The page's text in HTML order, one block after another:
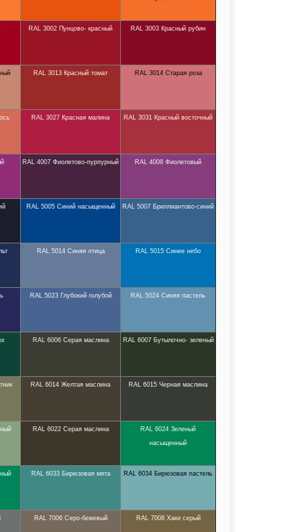
RAL 3002 Пунцово- красный RAL 3003 Красный рубин
RAL 3013 Красный томат RAL 3014 Старая роза
RAL 3027 Красная малина RAL 3031 Красный восточный
RAL 4007 Фиолетово-пурпурный RAL 4008 Фиолетовый
RAL 5005 Синий насыщенный RAL 5007 Бриллиантово-синий
RAL 5014 Синяя птица RAL 5015 Синее небо
RAL 5023 Глубокий голубой RAL 5024 Синяя пастель
RAL 6006 Серая маслина RAL 6007 Бутылочно- зеленый
RAL 6014 Желтая маслина RAL 6015 Черная маслина
RAL 6022 Серая маслина
RAL 6024 Зеленый
насыщенный
RAL 6033 Бирюзовая мята RAL 6034 Бирюзовая пастель
RAL 7006 Серо-бежевый RAL 7008 Хаки серый